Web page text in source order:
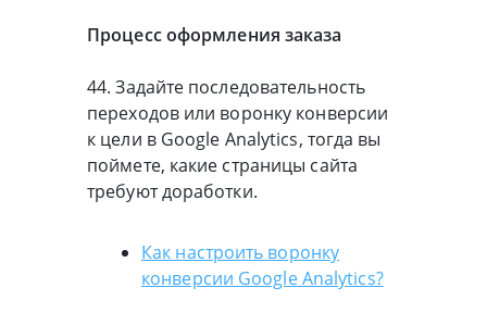
Процесс оформления заказа
44. Задайте последовательность
переходов или воронку конверсии
к цели в Google Analytics, тогда вы
поймете, какие страницы сайта
требуют доработки.
Как настроить воронку
конверсии Google Analytics?